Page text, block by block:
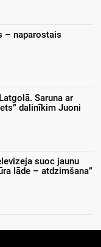
– naparostais
Saruna ar
dalinīkim Juoni
suoc jaunu
lāde – atdzimšana”